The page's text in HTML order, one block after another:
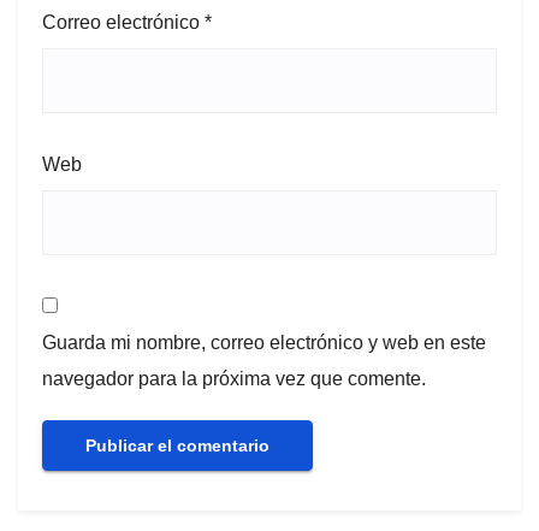
Correo electrónico *
Web
Guarda mi nombre, correo electrónico y web en este
navegador para la próxima vez que comente.